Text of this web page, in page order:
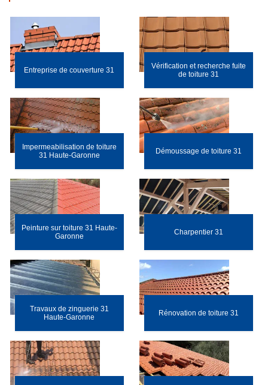
Entreprise de couverture 31
Vérification et recherche fuite
de toiture 31
Impermeabilisation de toiture
31 Haute-Garonne
Démoussage de toiture 31
Peinture sur toiture 31 Haute-
Garonne
Charpentier 31
Travaux de zinguerie 31
Haute-Garonne
Rénovation de toiture 31